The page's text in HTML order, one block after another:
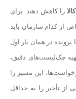
را کاهش دهند. برای
از کدام سازمان باید
در همان بار اول
چک‌لیست‌های دقیق،
این مسیر را
از تأخیر را به حداقل